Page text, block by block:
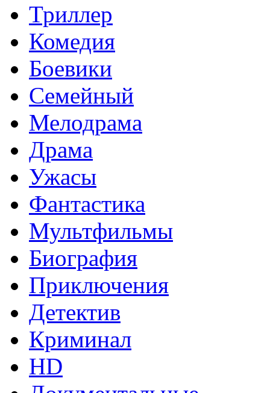
Триллер
Комедия
Боевики
Семейный
Мелодрама
Драма
Ужасы
Фантастика
Мультфильмы
Биография
Приключения
Детектив
Криминал
HD